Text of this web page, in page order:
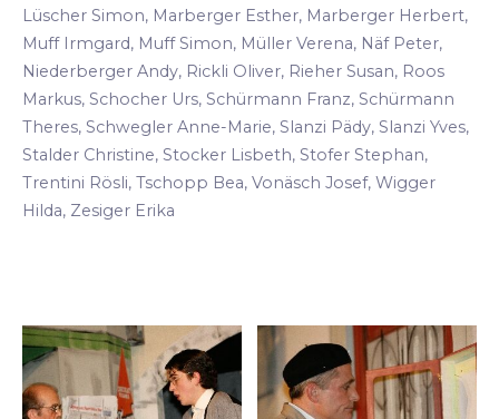
Lüscher Simon, Marberger Esther, Marberger Herbert,
Muff Irmgard, Muff Simon, Müller Verena, Näf Peter,
Niederberger Andy, Rickli Oliver, Rieher Susan, Roos
Markus, Schocher Urs, Schürmann Franz, Schürmann
Theres, Schwegler Anne-Marie, Slanzi Pädy, Slanzi Yves,
Stalder Christine, Stocker Lisbeth, Stofer Stephan,
Trentini Rösli, Tschopp Bea, Vonäsch Josef, Wigger
Hilda, Zesiger Erika